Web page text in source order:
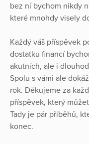
bez ní bychom nikdy
které mnohdy visely
Každý váš příspěvek
dostatku financí
akutních, ale i
Spolu s vámi ale
rok. Děkujeme za
příspěvek, který
Tady je pár příběhů,
konec.